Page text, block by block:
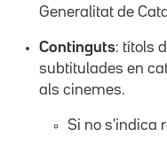
Generalitat de
Continguts: títols
subtitulades en
als cinemes.
Si no s'indica